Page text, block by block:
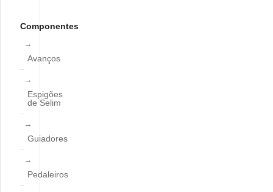
Componentes
Avanços
Espigões
de Selim
Guiadores
Pedaleiros